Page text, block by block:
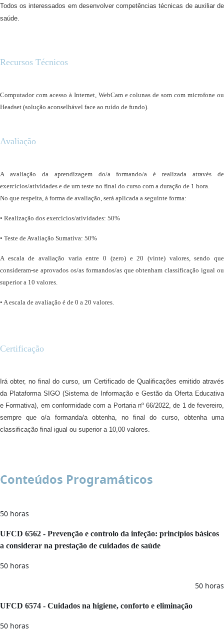
Todos os interessados em desenvolver competências técnicas de auxiliar de
saúde.
Recursos Técnicos
Computador com acesso à Internet, WebCam e colunas de som com microfone ou
Headset (solução aconselhável face ao ruído de fundo).
Avaliação
A avaliação da aprendizagem do/a formando/a é realizada através de
exercícios/atividades e de um teste no final do curso com a duração de 1 hora.
No que respeita, à forma de avaliação, será aplicada a seguinte forma:
• Realização dos exercícios/atividades: 50%
• Teste de Avaliação Sumativa: 50%
A escala de avaliação varia entre 0 (zero) e 20 (vinte) valores, sendo que
consideram-se aprovados os/as formandos/as que obtenham classificação igual ou
superior a 10 valores.
• A escala de avaliação é de 0 a 20 valores.
Certificação
Irá obter, no final do curso, um Certificado de Qualificações emitido através
da Plataforma SIGO (Sistema de Informação e Gestão da Oferta Educativa
e Formativa), em conformidade com a Portaria nº 66/2022, de 1 de fevereiro,
sempre que o/a formanda/a obtenha, no final do curso, obtenha uma
classificação final igual ou superior a 10,00 valores.
Conteúdos Programáticos
50 horas
UFCD 6562 - Prevenção e controlo da infeção: princípios básicos
a considerar na prestação de cuidados de saúde
50 horas
50 horas
UFCD 6574 - Cuidados na higiene, conforto e eliminação
50 horas